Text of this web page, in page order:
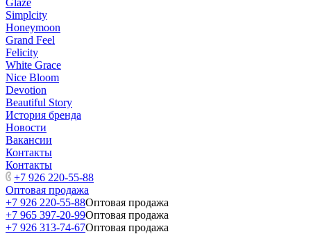
Glaze
Simplcity
Honeymoon
Grand Feel
Felicity
White Grace
Nice Bloom
Devotion
Beautiful Story
История бренда
Новости
Вакансии
Контакты
Контакты
+7 926 220-55-88
Оптовая продажа
+7 926 220-55-88Оптовая продажа
+7 965 397-20-99Оптовая продажа
+7 926 313-74-67Оптовая продажа